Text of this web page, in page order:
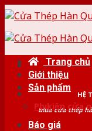
Skip
content
HỆ
Mua cửa thép
Trang chủ
Giới thiệu
Sản phẩm
Phụ kiện cửa
Báo giá